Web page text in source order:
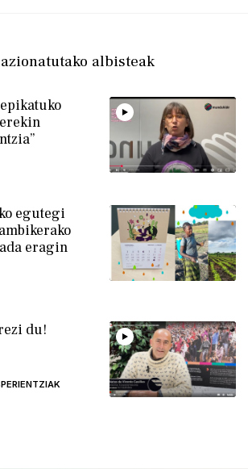
albisteak
egutegi
eragin
du!